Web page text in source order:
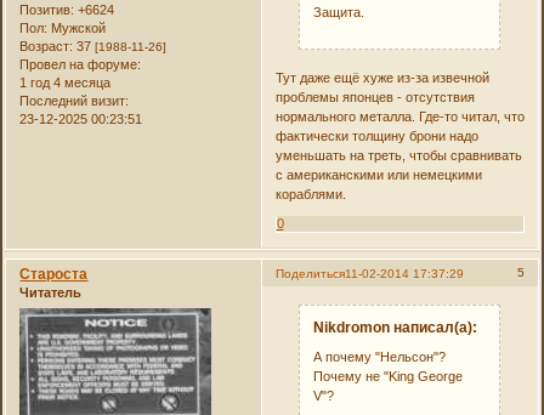
Позитив: +6624
Пол: Мужской
Возраст: 37[1988-11-26]
Провел на форуме:
1 год 4 месяца
Последний визит:
23-12-2025 00:23:51
Защита.
Тут даже ещё хуже из-за извечной
проблемы японцев - отсутствия
нормального металла. Где-то читал, что
фактически толщину брони надо
уменьшать на треть, чтобы сравнивать
с американскими или немецкими
кораблями.
0
Поделиться 5
11-02-2014 17:37:29
Староста
Читатель
Nikdromon написал(а):
А почему "Нельсон"?
Почему не "King George
V"?